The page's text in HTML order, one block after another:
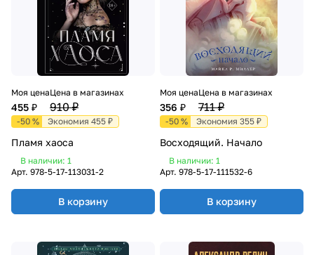
Моя цена
455 ₽
Цена в магазинах
910 ₽
-50 % Экономия 455 ₽
Пламя хаоса
В наличии: 1
Арт. 978-5-17-113031-2
В корзину
Моя цена
356 ₽
Цена в магазинах
711 ₽
-50 % Экономия 355 ₽
Восходящий. Начало
В наличии: 1
Арт. 978-5-17-111532-6
В корзину